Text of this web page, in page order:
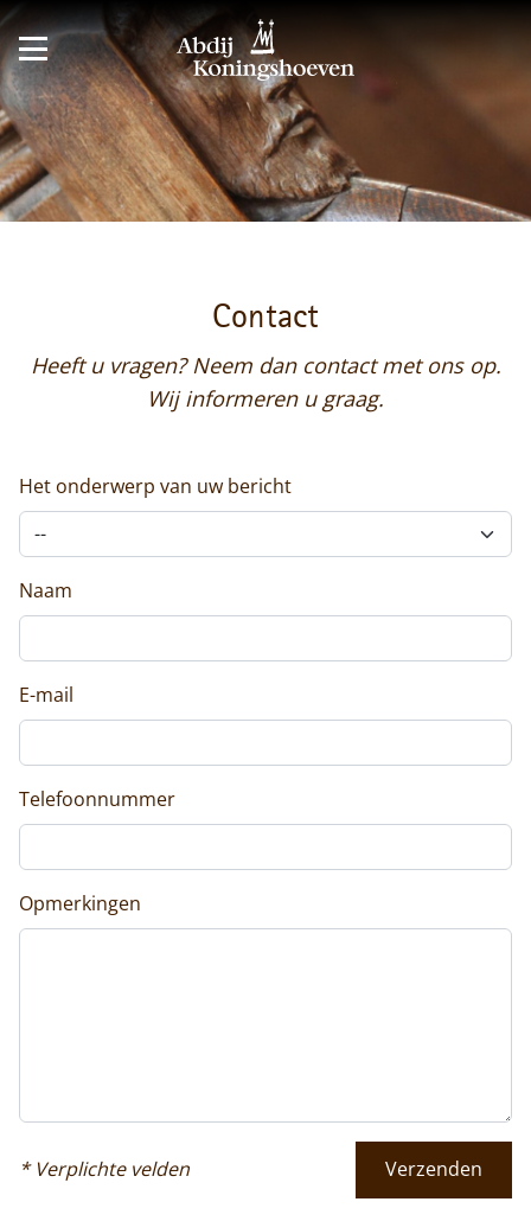
Contact
Heeft u vragen? Neem dan contact met ons op.
Wij informeren u graag.
Het onderwerp van uw bericht
Naam
E-mail
Telefoonnummer
Opmerkingen
* Verplichte velden Verzenden